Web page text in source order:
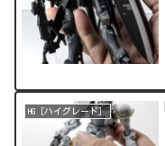
HG［ハイグレード］